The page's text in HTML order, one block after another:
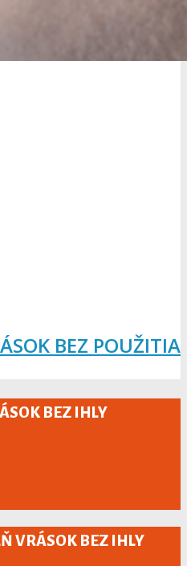
BEZ POUŽITIA
BEZ IHLY
VRÁSOK BEZ IHLY